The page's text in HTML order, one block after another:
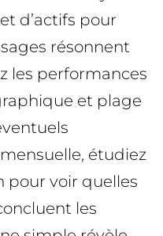
d’actifs pour
résonnent
les performances
et plage
étudiez
pour voir quelles
les